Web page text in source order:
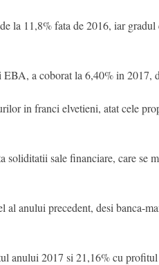
la 11,8% fata de 2016, iar
a coborat la 6,40% in 2017,
in franci elvetieni, atat cele
sale financiare, care se
anului precedent, desi banca-
anului 2017 si 21,16% cu